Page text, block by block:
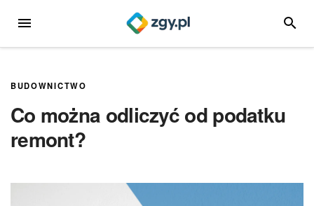
MENU
BUDOWNICTWO
Co można odliczyć od podatku
remont?